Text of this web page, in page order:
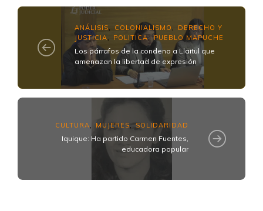
ANÁLISIS COLONIALISMO
DERECHO Y
JUSTICIA
POLITICA,PUEBLO MAPUCHE
Los párrafos de la condena a Llaitul que
amenazan la libertad de expresión
CULTURA MUJERES SOLIDARIDAD
Iquique: Ha partido Carmen Fuentes,
educadora popular